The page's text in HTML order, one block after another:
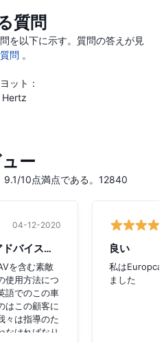
質問
を以下に示す。質問の答えが見
問 。
ット：
Hertz
ー
9.1/10点満点である。12840
04-12-2020
ラブリーカー、もっとアドバイスが必要
を含む素敵
使用方法につ
語でのこの車
はこの顧客に
々は指導のた
なければなり
良い
私は
ました